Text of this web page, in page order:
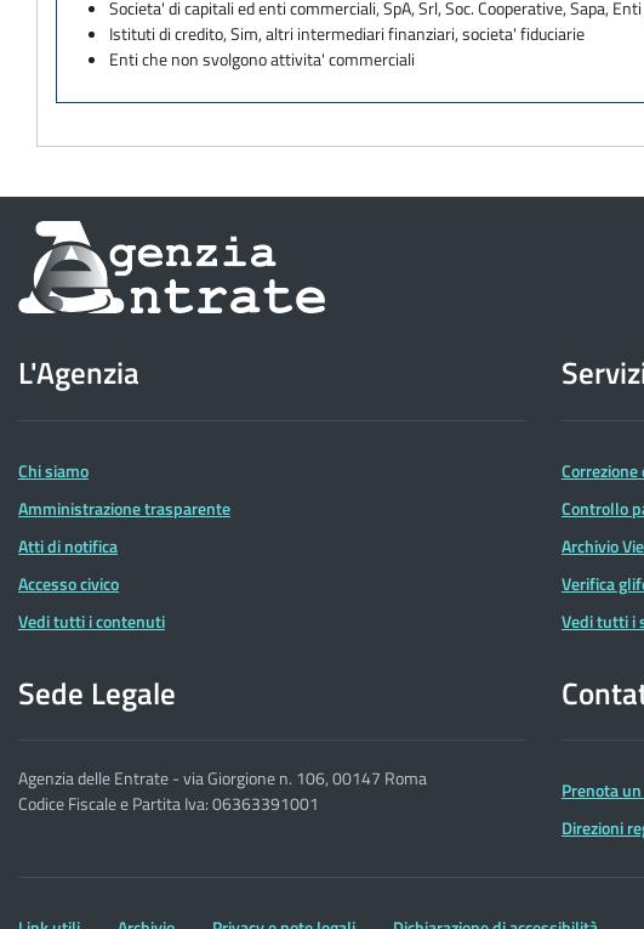
Societa' di capitali ed enti commerciali, SpA, Srl, Soc. Cooperative, Sapa,
Istituti di credito, Sim, altri intermediari finanziari, societa' fiduciarie
Enti che non svolgono attivita' commerciali
Informazioni
sul
dell'Agenzia
delle
Entrate
L'Agenzia
Chi siamo
Amministrazione trasparente
Atti di notifica
Accesso civico
Vedi tutti i contenuti
Controllo
Archivio
Verifica
Vedi tutti i
Sede Legale
Agenzia delle Entrate - via Giorgione n. 106, 00147 Roma
Codice Fiscale e Partita Iva: 06363391001
Prenota
Direzioni
Altre